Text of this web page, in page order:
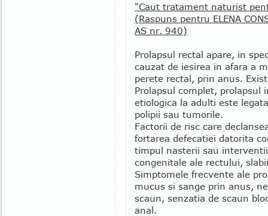
"Caut tratament naturist
(Raspuns pentru ELENA
AS nr. 940)
Prolapsul rectal apare, in
cauzat de iesirea in afara a
perete rectal, prin anus.
Prolapsul complet, prolapsul
etiologica la adulti este
polipii sau tumorile.
Factorii de risc care
fortarea defecatiei datorita
timpul nasterii sau
congenitale ale rectului,
Simptomele frecvente ale
mucus si sange prin anus,
scaun, senzatia de scaun
anal.